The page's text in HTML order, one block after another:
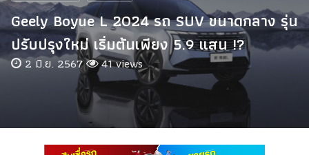
สเปคราคา รถยนต์
Geely Boyue L 2024 รถ SUV ขนาดกลาง รุ่น
ปรับปรุงใหม่ เริ่มต้นเพียง 5.9 แสน !?
2 มิ.ย. 2567 41 views